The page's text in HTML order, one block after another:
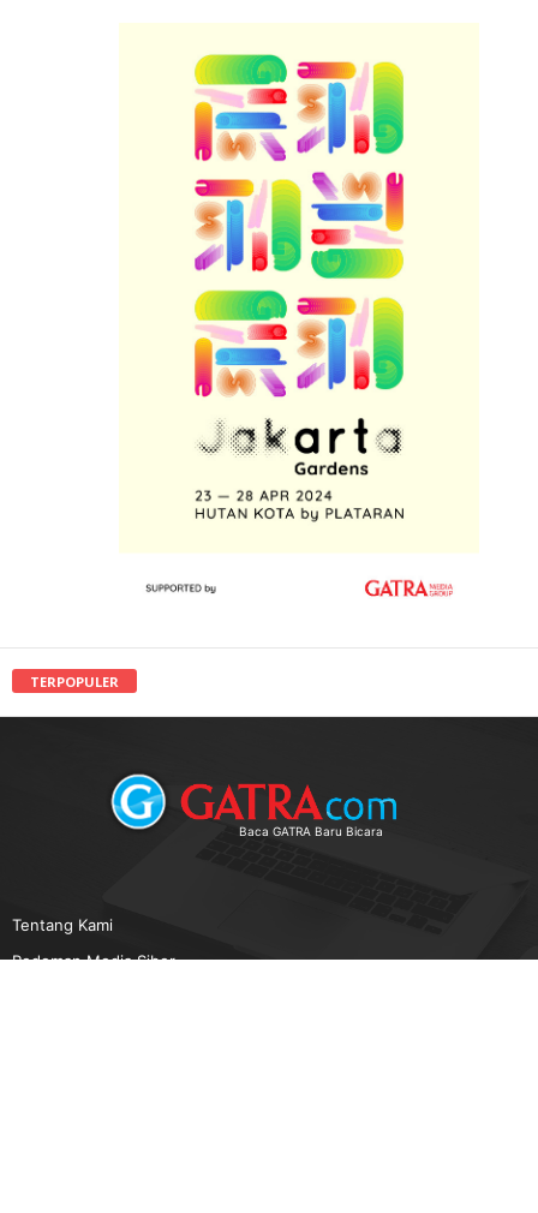
TERPOPULER
Baca GATRA Baru Bicara
Tentang Kami
Pedoman Media Siber